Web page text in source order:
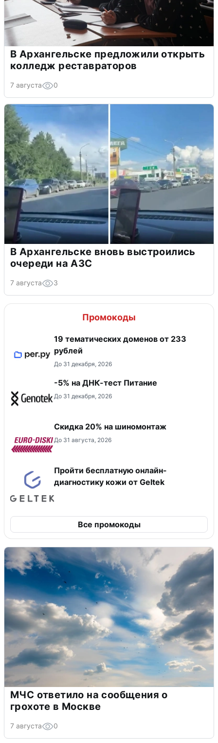
В Архангельске предложили открыть
колледж реставраторов
7 августа 0
В Архангельске вновь выстроились
очереди на АЗС
7 августа 3
Промокоды
19 тематических доменов от 233
рублей
До 31 декабря, 2026
-5% на ДНК-тест Питание
До 31 декабря, 2026
Скидка 20% на шиномонтаж
До 31 августа, 2026
Пройти бесплатную онлайн-
диагностику кожи от Geltek
Все промокоды
МЧС ответило на сообщения о
грохоте в Москве
7 августа 0